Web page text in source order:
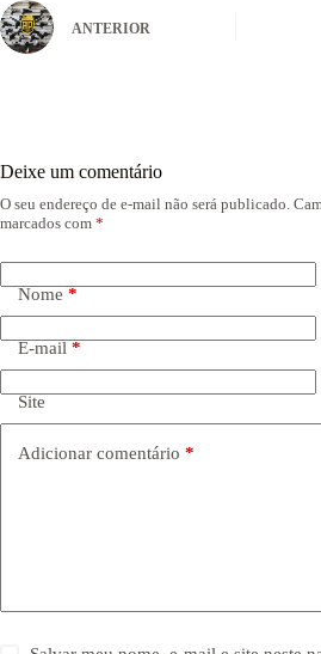
ANTERIOR
Deixe um comentário
O seu endereço de e-mail não será publicado.
marcados com *
Nome *
E-mail *
Site
Adicionar comentário *